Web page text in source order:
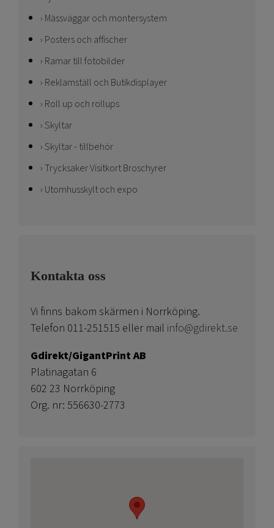
Mässväggar och montersystem
Posters och affischer
Ramar till fotobilder
Reklamställ och Butikdisplayer
Roll up och rollups
Skyltar
Skyltar - tillbehör
Trycksaker Visitkort Broschyrer
Utomhusskylt och expo
Kontakta oss
Vi finns bakom skärmen i Norrköping.
Telefon 011-251515 eller mail info@gdirekt.se
Gdirekt/GigantPrint AB
Platinagatan 6
602 23 Norrköping
Org. nr: 556630-2773